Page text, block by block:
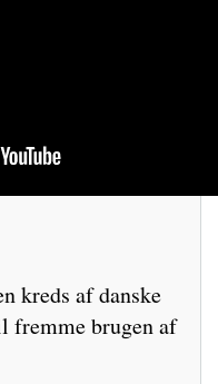
kreds af danske
fremme brugen af